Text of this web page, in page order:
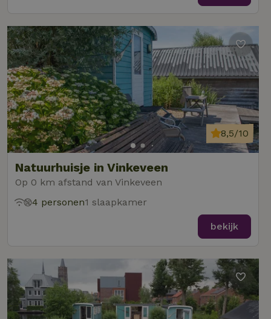
Natuurhuisje in Vinkeveen
Op 0 km afstand van Vinkeveen
8,5/10
4 personen1 slaapkamer
bekijk